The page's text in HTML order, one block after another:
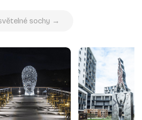
sochy →